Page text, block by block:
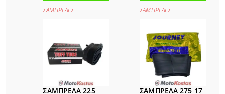
ΣΑΜΠΡΕΛΕΣ
ΣΑΜΠΡΕΛΕΣ
ΣΑΜΠΡΕΛΑ 225 ΣΑΜΠΡΕΛΑ 275 17